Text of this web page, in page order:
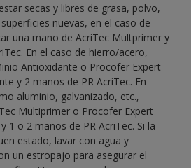
secas y libres de grasa, polvo,
nuevas, en el caso de
una mano de AcriTec Multprimer y
En el caso de hierro/acero,
Antioxidante o Procofer Expert
y 2 manos de PR AcriTec. En
aluminio, galvanizado, etc.,
Multiprimer o Procofer Expert
1 o 2 manos de PR AcriTec. Si la
estado, lavar con agua y
un estropajo para asegurar el